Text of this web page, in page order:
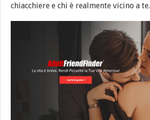
chiacchiere e chi è realmente vicino a te.